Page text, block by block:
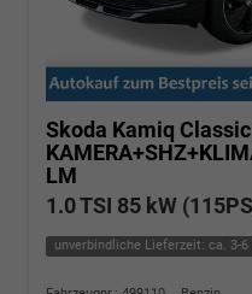
Skoda Kamiq
LM
1.0 TSI 85 kW
unverbindliche Lieferzeit: ca. 3-6